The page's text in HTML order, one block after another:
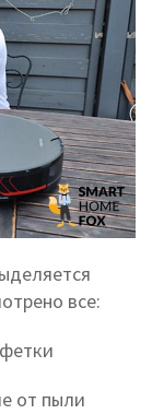
все:
от пыли